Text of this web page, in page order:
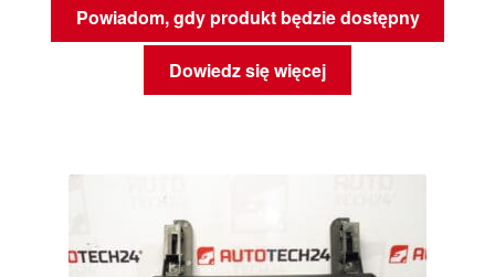
Powiadom, gdy produkt będzie dostępny
Dowiedz się więcej